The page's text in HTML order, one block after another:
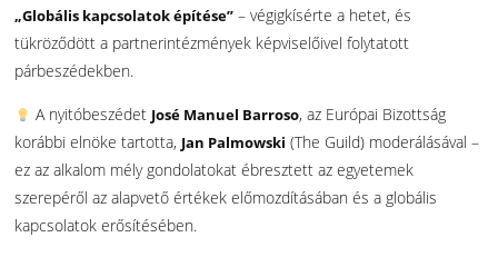
„Globális kapcsolatok építése” – végigkísérte a hetet, és
tükröződött a partnerintézmények képviselőivel folytatott
párbeszédekben.
A nyitóbeszédet José Manuel Barroso, az Európai Bizottság
korábbi elnöke tartotta, Jan Palmowski (The Guild) moderálásával –
ez az alkalom mély gondolatokat ébresztett az egyetemek
szerepéről az alapvető értékek előmozdításában és a globális
kapcsolatok erősítésében.